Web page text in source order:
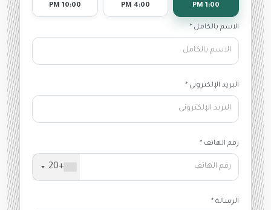
1:00 PM
4:00 PM
10:00 PM
الاسم بالكامل *
البريد الإلكترونى *
رقم الهاتف *
+20
الرسالة *